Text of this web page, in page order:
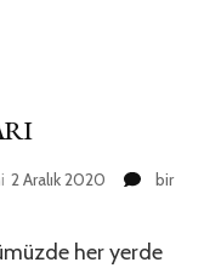
2 Aralık 2020
WİFİ
için
bir
her yerde